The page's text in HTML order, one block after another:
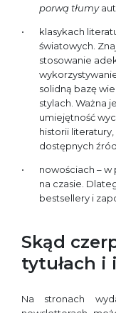
porwą tłumy
klasykach
światowych.
stosowanie
solidną bazę
stylach. Ważna
umiejętność
historii
dostępnych
nowościach – w
na czasie.
bestsellery i
Skąd
tytułach i
Na stronach